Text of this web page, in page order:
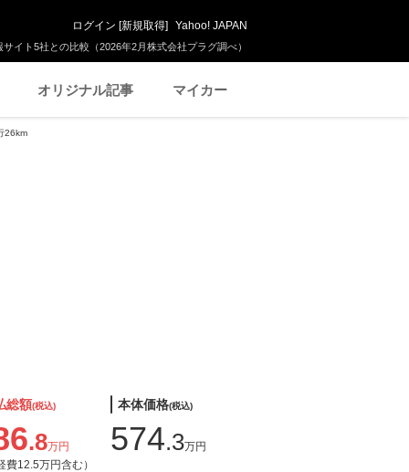
イト5社との比較（2026年2月株式会社プラグ調べ）
ログイン [新規取得] Yahoo! JAPAN
オリジナル記事 マイカー
26km
総額(税込)
.8万円
費12.5万円含む）
本体価格(税込)
574.3万円